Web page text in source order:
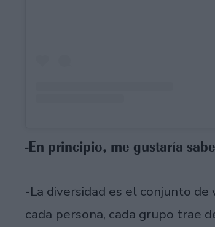
-En principio, me gustaría
-La diversidad es el conjunto
cada persona, cada grupo trae